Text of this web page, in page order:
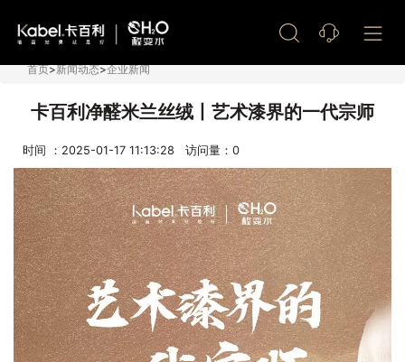
首页>新闻动态>企业新闻
卡百利净醛米兰丝绒丨艺术漆界的一代宗师
时间 ：2025-01-17 11:13:28 访问量： 0